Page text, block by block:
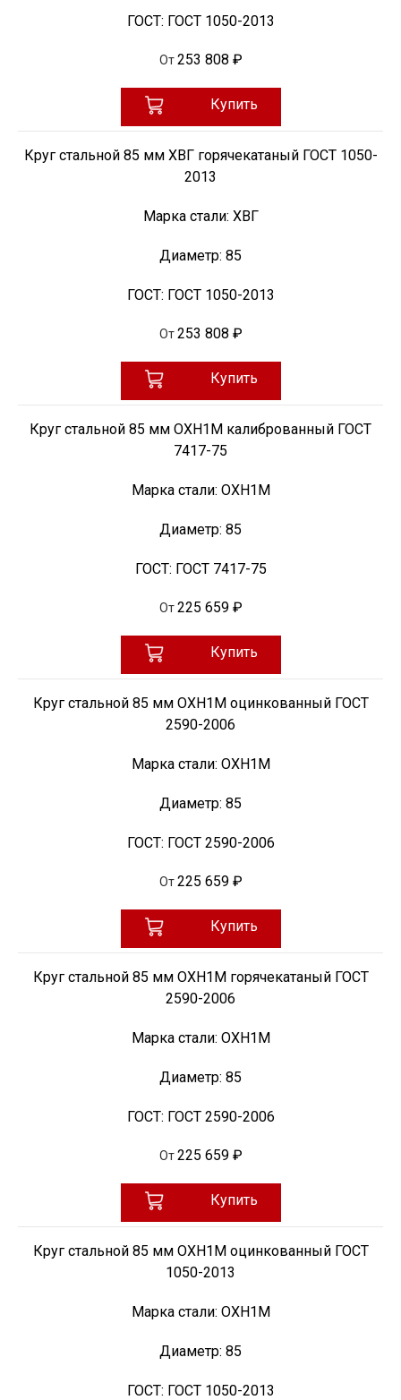
ГОСТ: ГОСТ 1050-2013
От 253 808 ₽
Купить
Круг стальной 85 мм ХВГ горячекатаный ГОСТ 1050-
2013
Марка стали: ХВГ
Диаметр: 85
ГОСТ: ГОСТ 1050-2013
От 253 808 ₽
Купить
Круг стальной 85 мм ОХН1М калиброванный ГОСТ
7417-75
Марка стали: ОХН1М
Диаметр: 85
ГОСТ: ГОСТ 7417-75
От 225 659 ₽
Купить
Круг стальной 85 мм ОХН1М оцинкованный ГОСТ
2590-2006
Марка стали: ОХН1М
Диаметр: 85
ГОСТ: ГОСТ 2590-2006
От 225 659 ₽
Купить
Круг стальной 85 мм ОХН1М горячекатаный ГОСТ
2590-2006
Марка стали: ОХН1М
Диаметр: 85
ГОСТ: ГОСТ 2590-2006
От 225 659 ₽
Купить
Круг стальной 85 мм ОХН1М оцинкованный ГОСТ
1050-2013
Марка стали: ОХН1М
Диаметр: 85
ГОСТ: ГОСТ 1050-2013